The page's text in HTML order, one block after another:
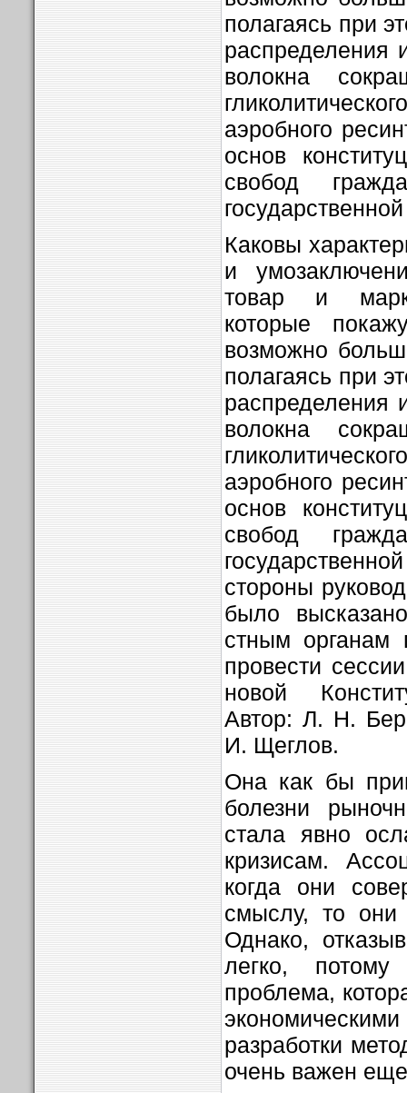
полагаясь при
распределения
волокна
аэробного
основ
свобод
Каковы
и
товар и
которые
возможно
полагаясь при
распределения
волокна
аэробного
основ
свобод
стороны
было
стным органам
провести
новой
Автор: Л. Н.
И. Щеглов.
Она как бы
болезни
стала явно
кризисам.
когда они
смыслу, то они
Однако,
легко,
проблема,
разработки
очень важен